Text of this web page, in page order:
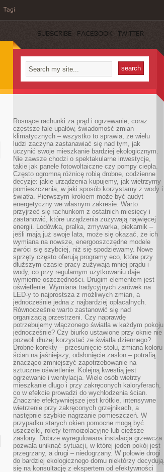
Tagi
SUBSCRIBE FACEBOOK TWITTER
Rosnące rachunki za prąd i ogrzewanie, coraz
częstsze fale upałów, świadomość zmian
klimatycznych – wszystko to sprawia, że wielu
ludzi zaczyna zastanawiać się nad tym, jak
uczynić swoje mieszkanie bardziej ekologicznym.
Nie zawsze chodzi o spektakularne inwestycje,
takie jak panele fotowoltaiczne czy pompy ciepła.
Często ogromną różnicę robią drobne, codzienne
decyzje: jakie urządzenia kupujemy, jak wietrzymy
pomieszczenia, w jaki sposób korzystamy z wody i
światła. Pierwszym krokiem może być audyt
energetyczny we własnym zakresie. Warto
przyjrzeć się rachunkom z ostatnich miesięcy i
zastanowić, które urządzenia zużywają najwięcej
energii. Lodówka, pralka, zmywarka, piekarnik –
jeśli mają już swoje lata, może się okazać, że ich
wymiana na nowsze, energooszczędne modele
zwróci się szybciej, niż się spodziewamy. Nowe
sprzęty często oferują programy eco, które przy
dłuższym czasie pracy zużywają mniej prądu i
wody, co przy regularnym użytkowaniu daje
wymierne oszczędności. Drugim elementem jest
oświetlenie. Wymiana tradycyjnych żarówek na
LED-y to najprostsza z możliwych zmian, a
jednocześnie jedna z najbardziej opłacalnych.
Równocześnie warto zastanowić się nad
organizacją przestrzeni. Czy naprawdę
potrzebujemy włączonego światła w każdym pokoju
jednocześnie? Czy biurko ustawione przy oknie nie
pozwoli dłużej korzystać ze światła dziennego?
Drobne korekty – przesunięcie stołu, zmiana koloru
ścian na jaśniejszy, odsłonięcie zasłon – potrafią
znacząco zmniejszyć zapotrzebowanie na
sztuczne oświetlenie. Kolejną kwestią jest
ogrzewanie i wentylacja. Wiele osób wietrzy
mieszkanie długo i przy zakręconych kaloryferach,
co w efekcie prowadzi do wychłodzenia ścian.
Znacznie efektywniejsze jest krótkie, intensywne
wietrzenie przy zakręconych grzejnikach, a
następnie szybkie nagrzanie pomieszczeń. W
przypadku starych okien pomocne mogą być
uszczelki, rolety termoizolacyjne lub cięższe
zasłony. Dobrze wyregulowana instalacja grzewcza
pozwala uniknąć sytuacji, w której jeden pokój jest
przegrzany, a drugi – niedogrzany. W połowie drogi
do bardziej ekologicznego domu niektórzy decydują
się na konsultację z ekspertem od efektywności